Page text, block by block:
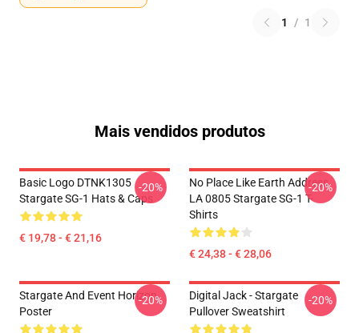
1 / 1
Mais vendidos produtos
Basic Logo DTNK1305
Stargate SG-1 Hats & Caps
€ 19,78 - € 21,16
-20%
No Place Like Earth Address
LA 0805 Stargate SG-1 T-
Shirts
€ 24,38 - € 28,06
-20%
Stargate And Event Horizon
Poster
-20%
Digital Jack - Stargate
Pullover Sweatshirt
-20%